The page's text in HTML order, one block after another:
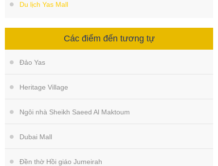
Du lịch Yas Mall
Các điểm đến tương tự
Đảo Yas
Heritage Village
Ngôi nhà Sheikh Saeed Al Maktoum
Dubai Mall
Đền thờ Hồi giáo Jumeirah